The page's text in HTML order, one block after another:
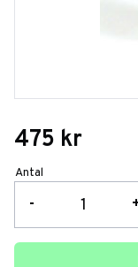
475 kr
Antal
-